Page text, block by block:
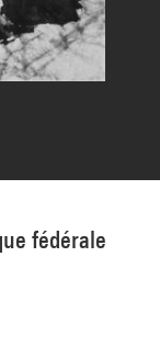
fédérale
Focus
Meguerditchian/Dist.